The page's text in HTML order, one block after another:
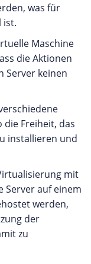
was für
ist.
Maschine
die Aktionen
Server keinen
die Freiheit, das
installieren und
mit
Server auf einem
werden,
der
zu